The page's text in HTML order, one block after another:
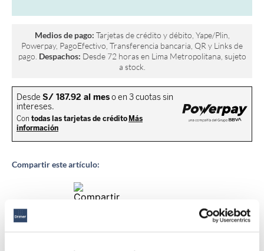
Medios de pago: Tarjetas de crédito y débito, Yape/Plin,
Powerpay, PagoEfectivo, Transferencia bancaria, QR y Links de
pago. Despachos: Desde 72 horas en Lima Metropolitana, sujeto
a stock.
Compartir este artículo: